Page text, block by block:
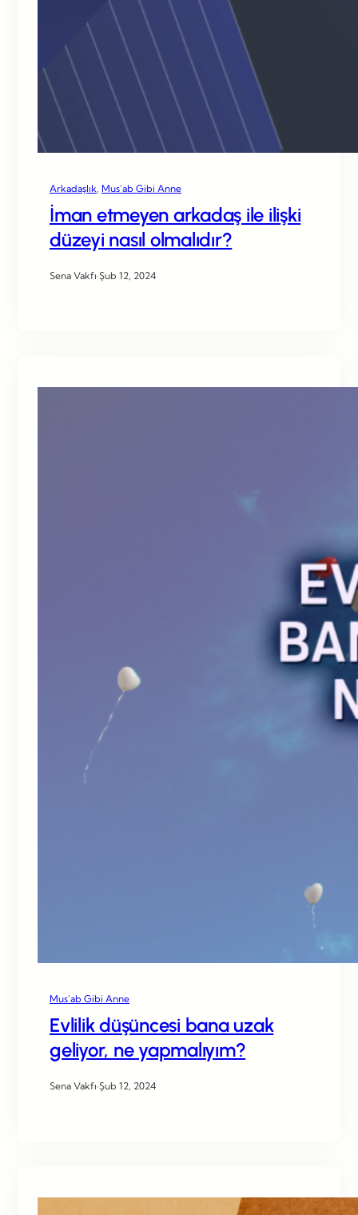
Arkadaşlık Mus’ab Gibi Anne
İman etmeyen arkadaş ile ilişki
düzeyi nasıl olmalıdır?
Sena Vakfı·Şub 12, 2024
Mus’ab Gibi Anne
Evlilik düşüncesi bana uzak
geliyor, ne yapmalıyım?
Sena Vakfı·Şub 12, 2024